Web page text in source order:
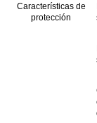
Características de
protección